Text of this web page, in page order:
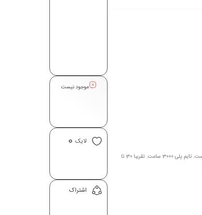
توضيحات : لول اکانت 72 هست از این بابت خیالتون راحت که نیو اکانت نیست. کانداکت سامریش 11 هزار هست. تایم پلی 3000 ساعت. تقریبا 30 تا
موجود نیست
لایک 0
اشتراک